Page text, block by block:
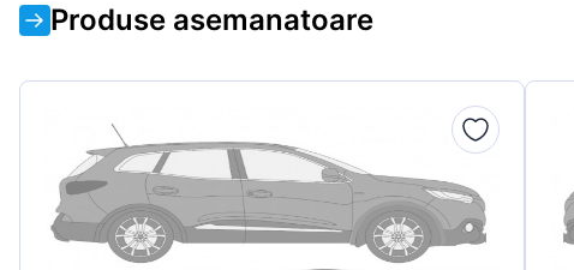
Produse asemanatoare